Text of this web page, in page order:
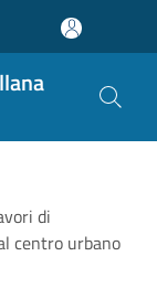
di
centro urbano